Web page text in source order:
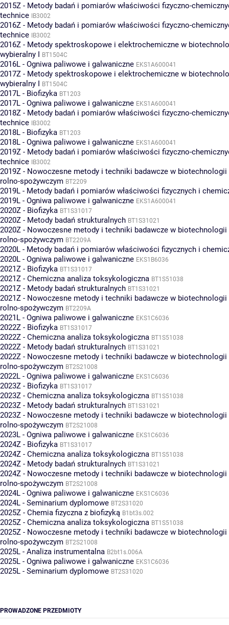
2015Z - Metody badań i pomiarów właściwości fizyczno-
technice IB3002
2016Z - Metody badań i pomiarów właściwości fizyczno-
technice IB3002
2016Z - Metody spektroskopowe i elektrochemiczne w
wybieralny I BT1504C
2016L - Ogniwa paliwowe i galwaniczne EKS1A600041
2017Z - Metody spektroskopowe i elektrochemiczne w
wybieralny I BT1504C
2017L - Biofizyka BT1203
2017L - Ogniwa paliwowe i galwaniczne EKS1A600041
2018Z - Metody badań i pomiarów właściwości fizyczno-
technice IB3002
2018L - Biofizyka BT1203
2018L - Ogniwa paliwowe i galwaniczne EKS1A600041
2019Z - Metody badań i pomiarów właściwości fizyczno-
technice IB3002
2019Z - Nowoczesne metody i techniki badawcze w
rolno-spożywczym BT2209
2019L - Metody badań i pomiarów właściwości fizycznych i
2019L - Ogniwa paliwowe i galwaniczne EKS1A600041
2020Z - Biofizyka BT1S31017
2020Z - Metody badań strukturalnych BT1S31021
2020Z - Nowoczesne metody i techniki badawcze w
rolno-spożywczym BT2209A
2020L - Metody badań i pomiarów właściwości fizycznych i
2020L - Ogniwa paliwowe i galwaniczne EKS1B6036
2021Z - Biofizyka BT1S31017
2021Z - Chemiczna analiza toksykologiczna BT1S51038
2021Z - Metody badań strukturalnych BT1S31021
2021Z - Nowoczesne metody i techniki badawcze w
rolno-spożywczym BT2209A
2021L - Ogniwa paliwowe i galwaniczne EKS1C6036
2022Z - Biofizyka BT1S31017
2022Z - Chemiczna analiza toksykologiczna BT1S51038
2022Z - Metody badań strukturalnych BT1S31021
2022Z - Nowoczesne metody i techniki badawcze w
rolno-spożywczym BT2S21008
2022L - Ogniwa paliwowe i galwaniczne EKS1C6036
2023Z - Biofizyka BT1S31017
2023Z - Chemiczna analiza toksykologiczna BT1S51038
2023Z - Metody badań strukturalnych BT1S31021
2023Z - Nowoczesne metody i techniki badawcze w
rolno-spożywczym BT2S21008
2023L - Ogniwa paliwowe i galwaniczne EKS1C6036
2024Z - Biofizyka BT1S31017
2024Z - Chemiczna analiza toksykologiczna BT1S51038
2024Z - Metody badań strukturalnych BT1S31021
2024Z - Nowoczesne metody i techniki badawcze w
rolno-spożywczym BT2S21008
2024L - Ogniwa paliwowe i galwaniczne EKS1C6036
2024L - Seminarium dyplomowe BT2S31020
2025Z - Chemia fizyczna z biofizyką B1bt3s.002
2025Z - Chemiczna analiza toksykologiczna BT1S51038
2025Z - Nowoczesne metody i techniki badawcze w
rolno-spożywczym BT2S21008
2025L - Analiza instrumentalna B2bt1s.006A
2025L - Ogniwa paliwowe i galwaniczne EKS1C6036
2025L - Seminarium dyplomowe BT2S31020
PROWADZONE PRZEDMIOTY